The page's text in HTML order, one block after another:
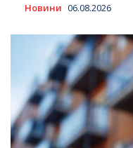
Новини 06.08.2026